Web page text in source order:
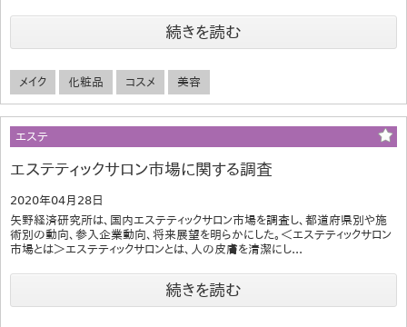
続きを読む
メイク 化粧品 コスメ 美容
エステ
エステティックサロン市場に関する調査
2020年04月28日
矢野経済研究所は、国内エステティックサロン市場を調査し、都道府県別や施
術別の動向、参入企業動向、将来展望を明らかにした。＜エステティックサロン
市場とは＞エステティックサロンとは、人の皮膚を清潔にし...
続きを読む